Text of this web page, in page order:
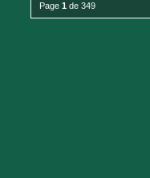
Page 1 de 349